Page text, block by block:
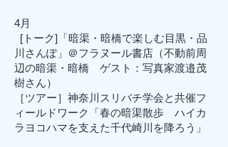
4月
[トーク]「暗渠・暗橋で楽しむ目黒・品
川さんぽ」＠フラヌール書店（不動前周
辺の暗渠・暗橋 ゲスト：写真家渡邉茂
樹さん）
［ツアー］神奈川スリバチ学会と共催フ
ィールドワーク「春の暗渠散歩 ハイカ
ラヨコハマを支えた千代崎川を降ろう」